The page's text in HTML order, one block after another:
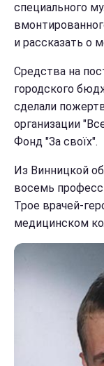
специального
и рассказать о
Средства на
городского
сделали
организации
Фонд "За своїх".
Из Винницкой
восемь
Трое врачей-
медицинском